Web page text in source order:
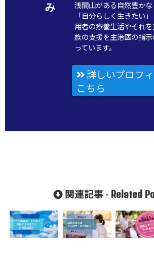
み
浅間山がある自然豊か
「自分らしく生きたい
用者の療養生活やそれ
族の支援を主治医の指
っています。
詳しいプロフ
こちら
関連記事 - Related